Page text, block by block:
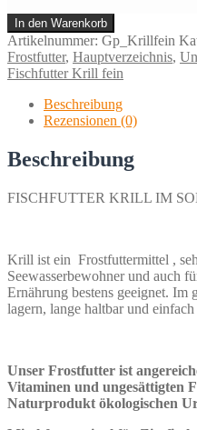
500g
Menge
In den Warenkorb
Artikelnummer: Gp_Krillfein
Frostfutter, Hauptverzeichnis,
Fischfutter Krill fein
Beschreibung
Rezensionen (0)
Beschreibung
FISCHFUTTER KRILL IM
Krill ist ein Frostfuttermittel ,
Seewasserbewohner und auch
Ernährung bestens geeignet. Im
lagern, lange haltbar und
Unser Frostfutter ist
Vitaminen und ungesättigten
Naturprodukt ökologischen